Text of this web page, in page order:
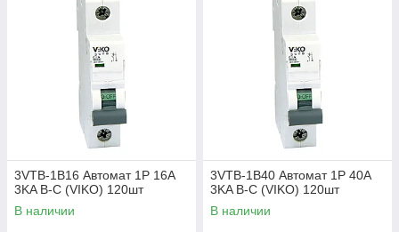
3VTB-1B16 Автомат 1P 16A
3KA B-C (VIKO) 120шт
В наличии
3VTB-1B40 Автомат 1P 40A
3KA B-C (VIKO) 120шт
В наличии